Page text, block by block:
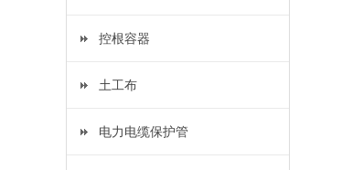
控根容器
土工布
电力电缆保护管